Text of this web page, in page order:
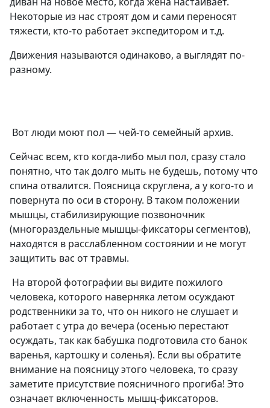
Некоторые из нас строят дом и сами переносят
тяжести, кто-то работает экспедитором и т.д.
Движения называются одинаково, а выглядят по-
разному.
Вот люди моют пол — чей-то семейный архив.
Сейчас всем, кто когда-либо мыл пол, сразу стало
понятно, что так долго мыть не будешь, потому что
спина отвалится. Поясница скруглена, а у кого-то и
повернута по оси в сторону. В таком положении
мышцы, стабилизирующие позвоночник
(многораздельные мышцы-фиксаторы сегментов),
находятся в расслабленном состоянии и не могут
защитить вас от травмы.
На второй фотографии вы видите пожилого
человека, которого наверняка летом осуждают
родственники за то, что он никого не слушает и
работает с утра до вечера (осенью перестают
осуждать, так как бабушка подготовила сто банок
варенья, картошку и соленья). Если вы обратите
внимание на поясницу этого человека, то сразу
заметите присутствие поясничного прогиба! Это
означает включенность мышц-фиксаторов.